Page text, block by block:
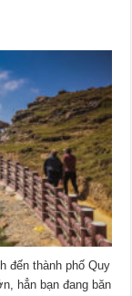
đến thành phố Quy
hẳn bạn đang băn